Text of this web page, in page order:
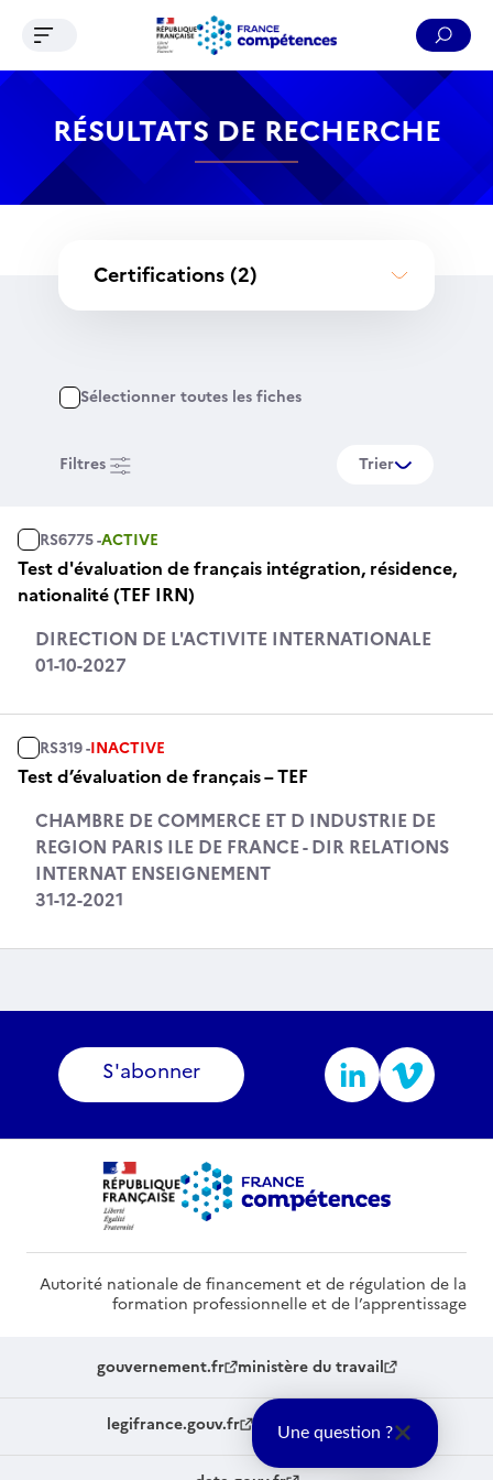
Contenu Recherche Menu Pied de page
Ouvrir le menu de navigation
RÉSULTATS DE RECHERCHE
Certifications (2)
Sélectionner toutes les fiches
Filtres Trier
RS6775 -ACTIVE
Test d'évaluation de français intégration, résidence,
nationalité (TEF IRN)
DIRECTION DE L'ACTIVITE INTERNATIONALE
01-10-2027
RS319 -INACTIVE
Test d’évaluation de français – TEF
CHAMBRE DE COMMERCE ET D INDUSTRIE DE
REGION PARIS ILE DE FRANCE - DIR RELATIONS
INTERNAT ENSEIGNEMENT
31-12-2021
S'abonner
Autorité nationale de financement et de régulation de la
formation professionnelle et de l’apprentissage
gouvernement.fr ministère du travail
legifrance.gouv.fr service-public.fr
Une question ?